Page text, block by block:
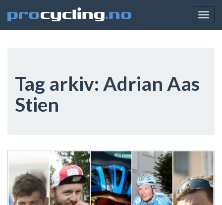
Tag arkiv: Adrian Aas
Stien